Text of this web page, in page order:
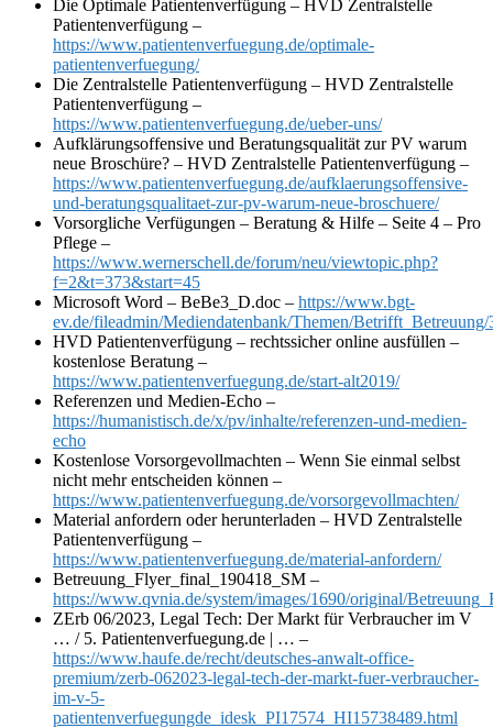
Die Optimale Patientenverfügung – HVD Zentralstelle
Patientenverfügung –
https://www.patientenverfuegung.de/optimale-
patientenverfuegung/
Die Zentralstelle Patientenverfügung – HVD Zentralstelle
Patientenverfügung –
https://www.patientenverfuegung.de/ueber-uns/
Aufklärungsoffensive und Beratungsqualität zur PV warum
neue Broschüre? – HVD Zentralstelle Patientenverfügung –
https://www.patientenverfuegung.de/aufklaerungsoffensive-
und-beratungsqualitaet-zur-pv-warum-neue-broschuere/
Vorsorgliche Verfügungen – Beratung & Hilfe – Seite 4 – Pro
Pflege –
https://www.wernerschell.de/forum/neu/viewtopic.php?
f=2&t=373&start=45
Microsoft Word – BeBe3_D.doc – https://www.bgt-
ev.de/fileadmin/Mediendatenbank/Themen/
HVD Patientenverfügung – rechtssicher online ausfüllen –
kostenlose Beratung –
https://www.patientenverfuegung.de/start-alt2019/
Referenzen und Medien-Echo –
https://humanistisch.de/x/pv/inhalte/referenzen-und-medien-
echo
Kostenlose Vorsorge­voll­machten – Wenn Sie einmal selbst
nicht mehr entscheiden können –
https://www.patientenverfuegung.de/vorsorgevollmachten/
Material anfordern oder herunterladen – HVD Zentralstelle
Patientenverfügung –
https://www.patientenverfuegung.de/material-anfordern/
Betreuung_Flyer_final_190418_SM –
https://www.qvnia.de/system/images/1690/original/
ZErb 06/2023, Legal Tech: Der Markt für Verbraucher im V
… / 5. Patientenverfuegung.de | … –
https://www.haufe.de/recht/deutsches-anwalt-office-
premium/zerb-062023-legal-tech-der-markt-fuer-verbraucher-
im-v-5-
patientenverfuegungde_idesk_PI17574_HI15738489.html